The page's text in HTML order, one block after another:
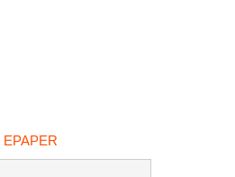
EPAPER